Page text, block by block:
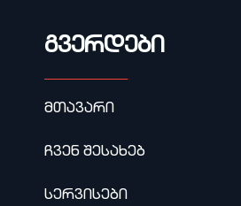
გვერდები
მთავარი
ჩვენ შესახებ
სერვისები